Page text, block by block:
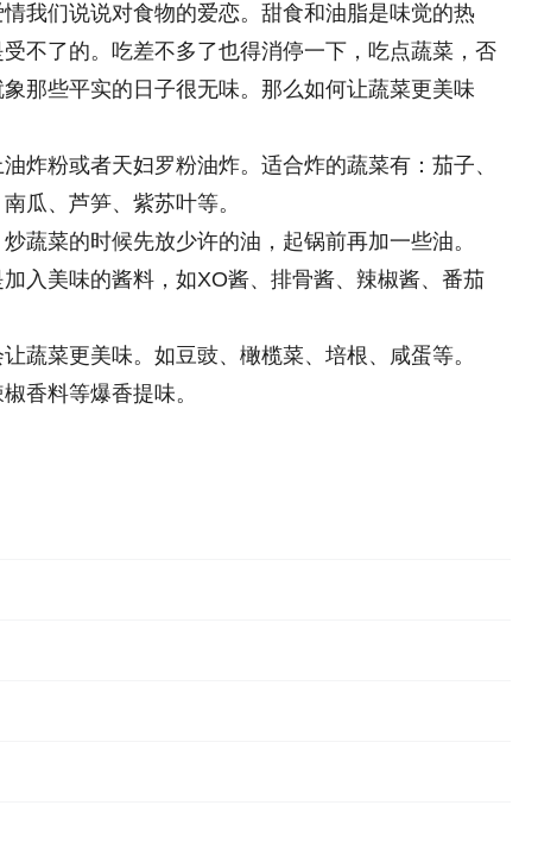
我们说说对食物的爱恋。甜食和油脂是味觉的热
不了的。吃差不多了也得消停一下，吃点蔬菜，否
那些平实的日子很无味。那么如何让蔬菜更美味
炸粉或者天妇罗粉油炸。适合炸的蔬菜有：茄子、
瓜、芦笋、紫苏叶等。
蔬菜的时候先放少许的油，起锅前再加一些油。
入美味的酱料，如XO酱、排骨酱、辣椒酱、番茄
蔬菜更美味。如豆豉、橄榄菜、培根、咸蛋等。
香料等爆香提味。